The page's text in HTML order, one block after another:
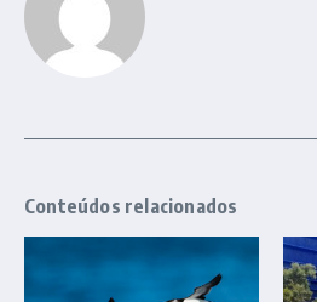
Conteúdos relacionados